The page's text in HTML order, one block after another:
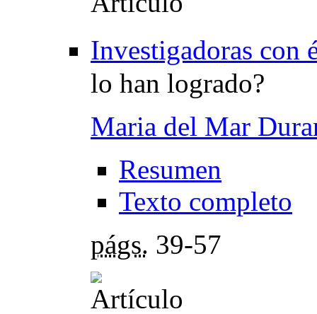
Investigadoras
lo han logrado?
Maria del Mar
Resumen
Texto completo
págs. 39-57